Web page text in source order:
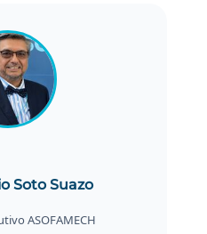
Soto Suazo
ASOFAMECH